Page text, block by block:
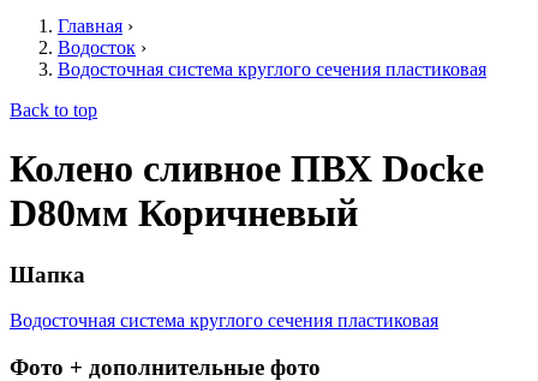
Главная ›
Водосток ›
Водосточная система круглого сечения пластиковая
Back to top
Колено сливное ПВХ Dоcke
D80мм Коричневый
Шапка
Водосточная система круглого сечения пластиковая
Фото + дополнительные фото